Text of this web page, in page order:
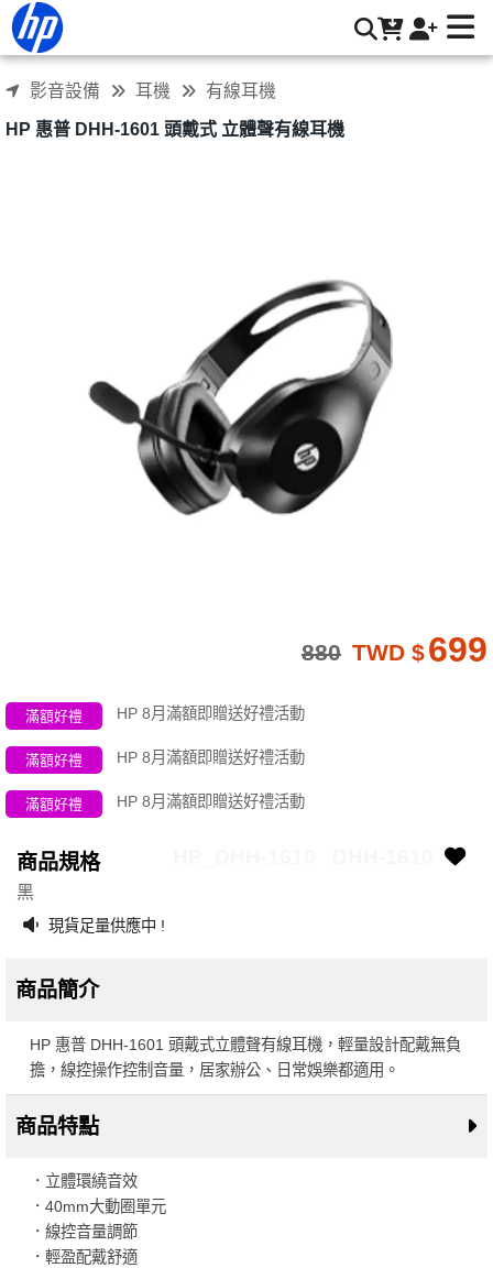
HP 惠普 DHH-1601 頭戴式 立體聲有線耳機 | HP® 惠普台灣原
影音設備 耳機 有線耳機
HP 惠普 DHH-1601 頭戴式 立體聲有線耳機
699
TWD $
880
滿額好禮 HP 8月滿額即贈送好禮活動
滿額好禮 HP 8月滿額即贈送好禮活動
滿額好禮 HP 8月滿額即贈送好禮活動
商品規格
黑
現貨足量供應中 !
商品簡介
HP 惠普 DHH-1601 頭戴式立體聲有線耳機，輕量設計配戴無負
擔，線控操作控制音量，居家辦公、日常娛樂都適用。
商品特點
．立體環繞音效
．40mm大動圈單元
．線控音量調節
．輕盈配戴舒適